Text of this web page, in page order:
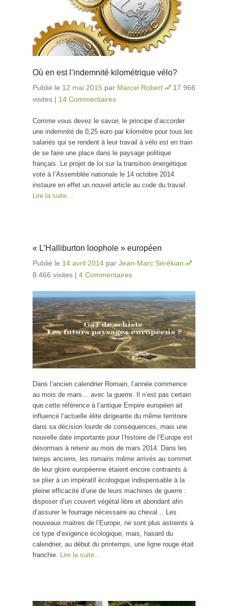
Où en est l’indemnité kilométrique vélo?
Publié le 12 mai 2015 par Marcel Robert
17 966
visites | 14 Commentaires
Comme vous devez le savoir, le principe d’accorder
une indemnité de 0,25 euro par kilomètre pour tous les
salariés qui se rendent à leur travail à vélo est en train
de se faire une place dans le paysage politique
français. Le projet de loi sur la transition énergétique
voté à l’Assemblée nationale le 14 octobre 2014
instaure en effet un nouvel article au code du travail.
Lire la suite…
« L’Halliburton loophole » européen
Publié le 14 avril 2014 par Jean-Marc Sérékian
8 466 visites | 4 Commentaires
Dans l’ancien calendrier Romain, l’année commence
au mois de mars… avec la guerre. Il n’est pas certain
que cette référence à l’antique Empire européen ait
influencé l’actuelle élite dirigeante du même territoire
dans sa décision lourde de conséquences, mais une
nouvelle date importante pour l’histoire de l’Europe est
désormais à retenir au mois de mars 2014. Dans les
temps anciens, les romains même arrivés au sommet
de leur gloire européenne étaient encore contraints à
se plier à un impératif écologique indispensable à la
pleine efficacité d’une de leurs machines de guerre :
disposer d’un couvert végétal libre et abondant afin
d’assurer le fourrage nécessaire au cheval… Les
nouveaux maitres de l’Europe, ne sont plus astreints à
ce type d’exigence écologique, mais, hasard du
calendrier, au début du printemps, une ligne rouge était
franchie. Lire la suite…